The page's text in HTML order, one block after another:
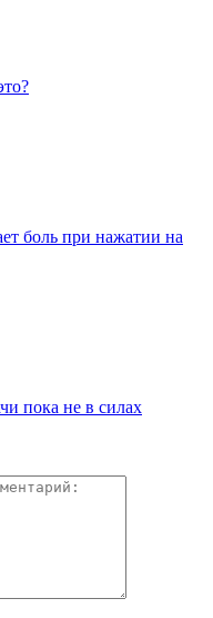
боль при нажатии на
пока не в силах